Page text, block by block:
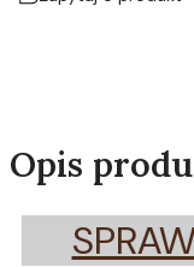
Opis